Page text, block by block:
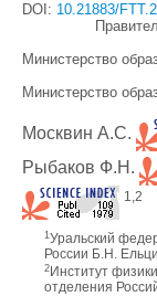
DOI: 10.21883/
Министерство
Министерство
Москвин А.С.
Рыбаков Ф.Н.
1,2
1 Уральский
России Б.Н.
2 Институт
отделения